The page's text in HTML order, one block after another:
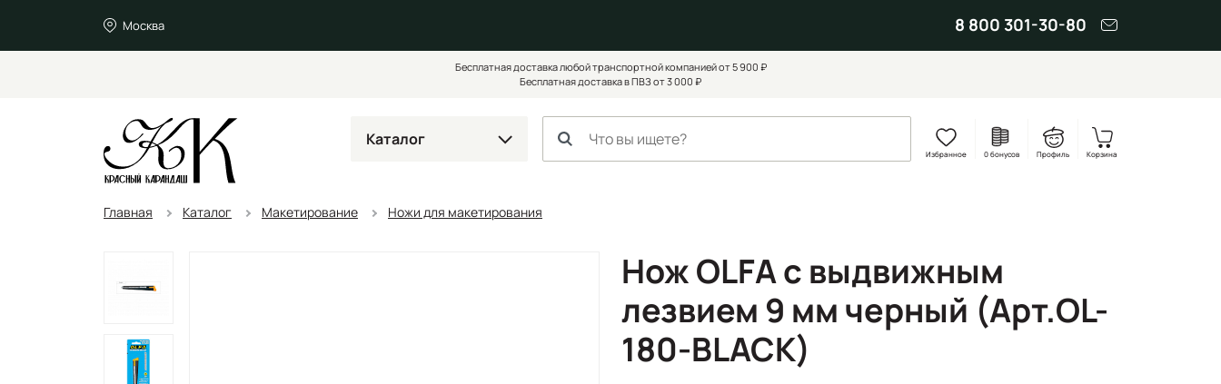
Москва 8 800 301-30-80
Бесплатная доставка любой транспортной компанией от 5 900 ₽
Бесплатная доставка в ПВЗ от 3 000 ₽
Каталог
Избранное 0 бонусов Профиль Корзина
Главная Каталог Макетирование Ножи для макетирования
Нож OLFA с выдвижным
лезвием 9 мм черный (Арт.OL-
180-BLACK)